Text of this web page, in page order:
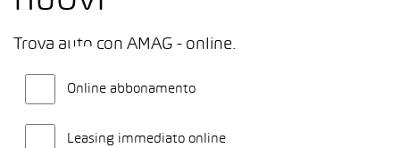
Trova auto con AMAG - online.
Online abbonamento
Leasing immediato online